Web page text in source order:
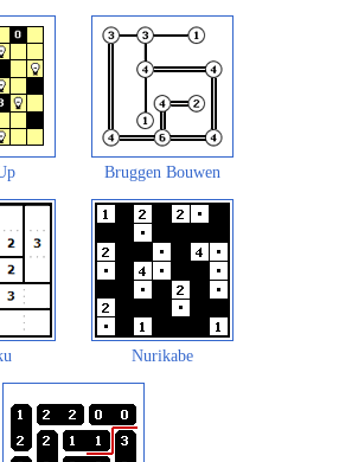
Bruggen Bouwen
Nurikabe